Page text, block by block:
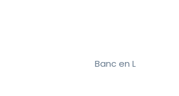
Banc en L